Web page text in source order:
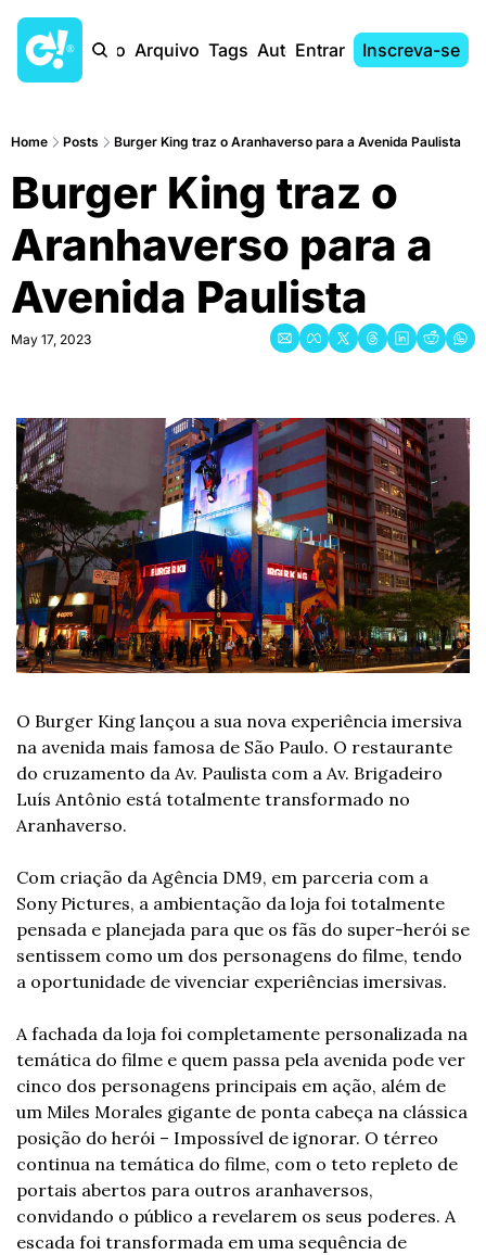
Início Arquivo Tags AutoresEntrar Inscreva-se
Home Posts Burger King traz o Aranhaverso para a Avenida Paulista
Burger King traz o
Aranhaverso para a
Avenida Paulista
May 17, 2023
O Burger King lançou a sua nova experiência imersiva
na avenida mais famosa de São Paulo. O restaurante
do cruzamento da Av. Paulista com a Av. Brigadeiro
Luís Antônio está totalmente transformado no
Aranhaverso.
Com criação da Agência DM9, em parceria com a
Sony Pictures, a ambientação da loja foi totalmente
pensada e planejada para que os fãs do super-herói se
sentissem como um dos personagens do filme, tendo
a oportunidade de vivenciar experiências imersivas.
A fachada da loja foi completamente personalizada na
temática do filme e quem passa pela avenida pode ver
cinco dos personagens principais em ação, além de
um Miles Morales gigante de ponta cabeça na clássica
posição do herói – Impossível de ignorar. O térreo
continua na temática do filme, com o teto repleto de
portais abertos para outros aranhaversos,
convidando o público a revelarem os seus poderes. A
escada foi transformada em uma sequência de